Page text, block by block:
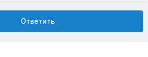
Ответить